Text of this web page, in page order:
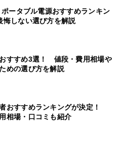
ポータブル電源おすすめランキン
しない選び方を解説
すすめ3選！ 値段・費用相場や
めの選び方を解説
おすすめランキングが決定！
相場・口コミも紹介